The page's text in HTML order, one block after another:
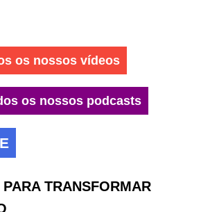
os nossos vídeos
os nossos podcasts
TRANSFORMAR